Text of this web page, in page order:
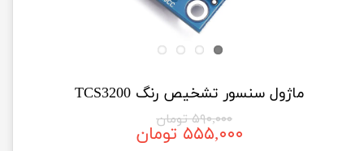
ماژول سنسور تشخیص رنگ TCS3200
۵۹۰,۰۰۰ تومان
۵۵۵,۰۰۰ تومان